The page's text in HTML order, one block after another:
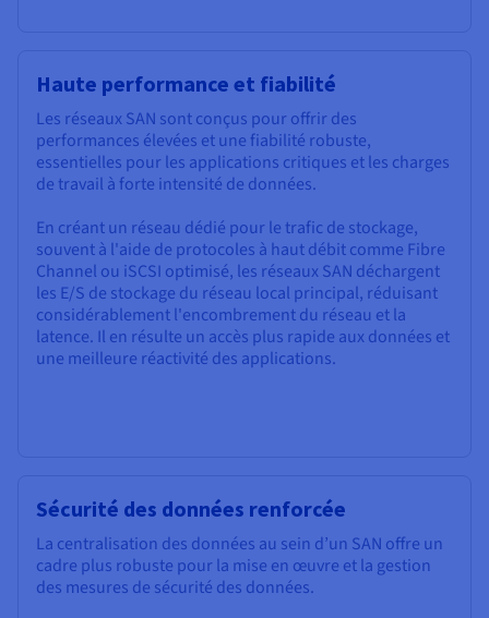
Haute performance et fiabilité
Les réseaux SAN sont conçus pour offrir des
performances élevées et une fiabilité robuste,
essentielles pour les applications critiques et les charges
de travail à forte intensité de données.
En créant un réseau dédié pour le trafic de stockage,
souvent à l'aide de protocoles à haut débit comme Fibre
Channel ou iSCSI optimisé, les réseaux SAN déchargent
les E/S de stockage du réseau local principal, réduisant
considérablement l'encombrement du réseau et la
latence. Il en résulte un accès plus rapide aux données et
une meilleure réactivité des applications.
Sécurité des données renforcée
La centralisation des données au sein d’un SAN offre un
cadre plus robuste pour la mise en œuvre et la gestion
des mesures de sécurité des données.